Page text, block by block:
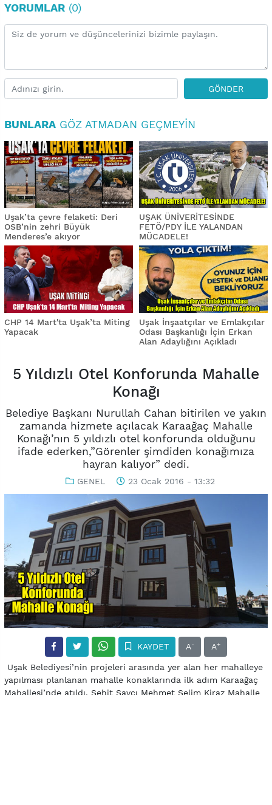
YORUMLAR (0)
GÖNDER
BUNLARA GÖZ ATMADAN GEÇMEYIN
Uşak’ta çevre felaketi: Deri
OSB’nin zehri Büyük
Menderes’e akıyor
UŞAK ÜNİVERİTESİNDE
FETÖ/PDY İLE YALANDAN
MÜCADELE!
CHP 14 Mart'ta Uşak’ta Miting
Yapacak
Uşak İnşaatçılar ve Emlakçılar
Odası Başkanlığı İçin Erkan
Alan Adaylığını Açıkladı
5 Yıldızlı Otel Konforunda Mahalle
Konağı
Belediye Başkanı Nurullah Cahan bitirilen ve yakın
zamanda hizmete açılacak Karaağaç Mahalle
Konağı’nın 5 yıldızlı otel konforunda olduğunu
ifade ederken,”Görenler şimdiden konağımıza
hayran kalıyor” dedi.
GENEL 23 Ocak 2016 - 13:32
KAYDET A- A+
Uşak Belediyesi’nin projeleri arasında yer alan her mahalleye
yapılması planlanan mahalle konaklarında ilk adım Karaağaç
Mahallesi’nde atıldı. Şehit Savcı Mehmet Selim Kiraz Mahalle